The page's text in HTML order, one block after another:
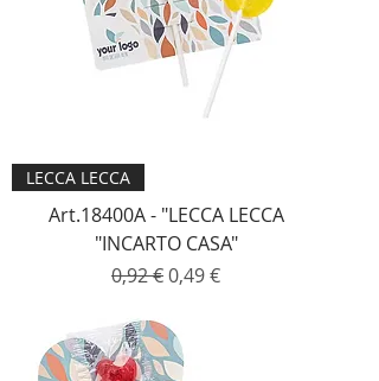
LECCA LECCA
Art.18400A - "LECCA LECCA
"INCARTO CASA"
Prezzo regolare
0,92 €Prezzo scontato
0,49 €